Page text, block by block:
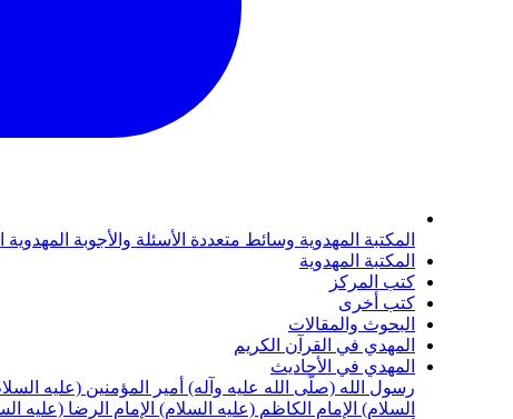
المكتبة المهدوية وسائط متعددة الأسئلة والأجوبة المهدوية
المكتبة المهدوية
كتب المركز
كتب أخرى
البحوث والمقالات
المهدي في القرآن الكريم
المهدي في الأحاديث
رسول الله (صلّى الله عليه وآله) أمير المؤمنين (عليه
السلام) الإمام الكاظم (عليه السلام) الإمام الرضا (عليه